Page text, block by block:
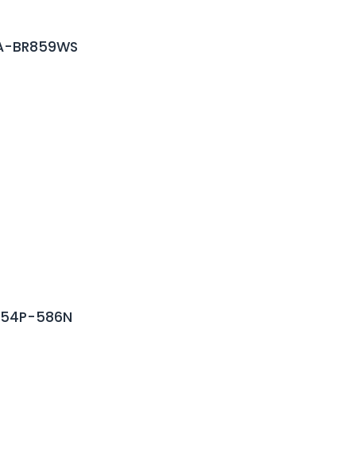
BR859WS
586N